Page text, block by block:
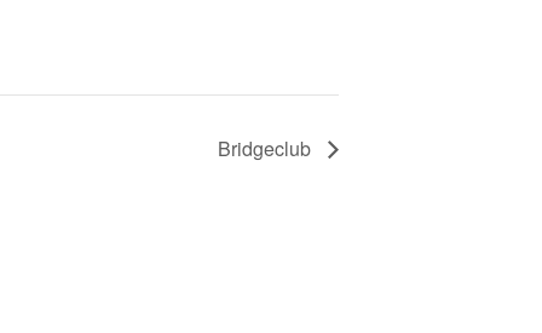
Bridgeclub